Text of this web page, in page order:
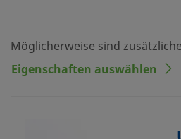
Möglicherweise sind
Eigenschaften auswählen